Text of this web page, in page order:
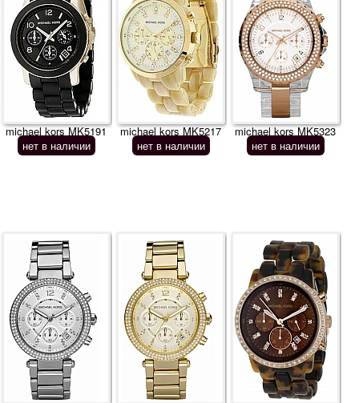
michael kors MK5191
нет в наличии
michael kors MK5217
нет в наличии
michael kors MK5323
нет в наличии